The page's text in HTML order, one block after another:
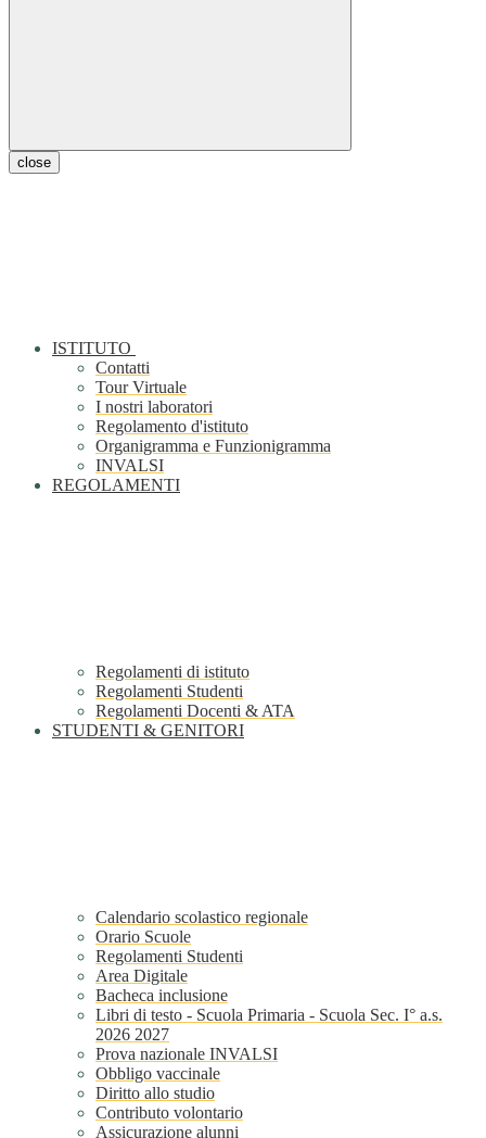
close
ISTITUTO
Contatti
Tour Virtuale
I nostri laboratori
Regolamento d'istituto
Organigramma e Funzionigramma
INVALSI
REGOLAMENTI
Regolamenti di istituto
Regolamenti Studenti
Regolamenti Docenti & ATA
STUDENTI & GENITORI
Calendario scolastico regionale
Orario Scuole
Regolamenti Studenti
Area Digitale
Bacheca inclusione
Libri di testo - Scuola Primaria - Scuola Sec. I° a.s.
2026 2027
Prova nazionale INVALSI
Obbligo vaccinale
Diritto allo studio
Contributo volontario
Assicurazione alunni